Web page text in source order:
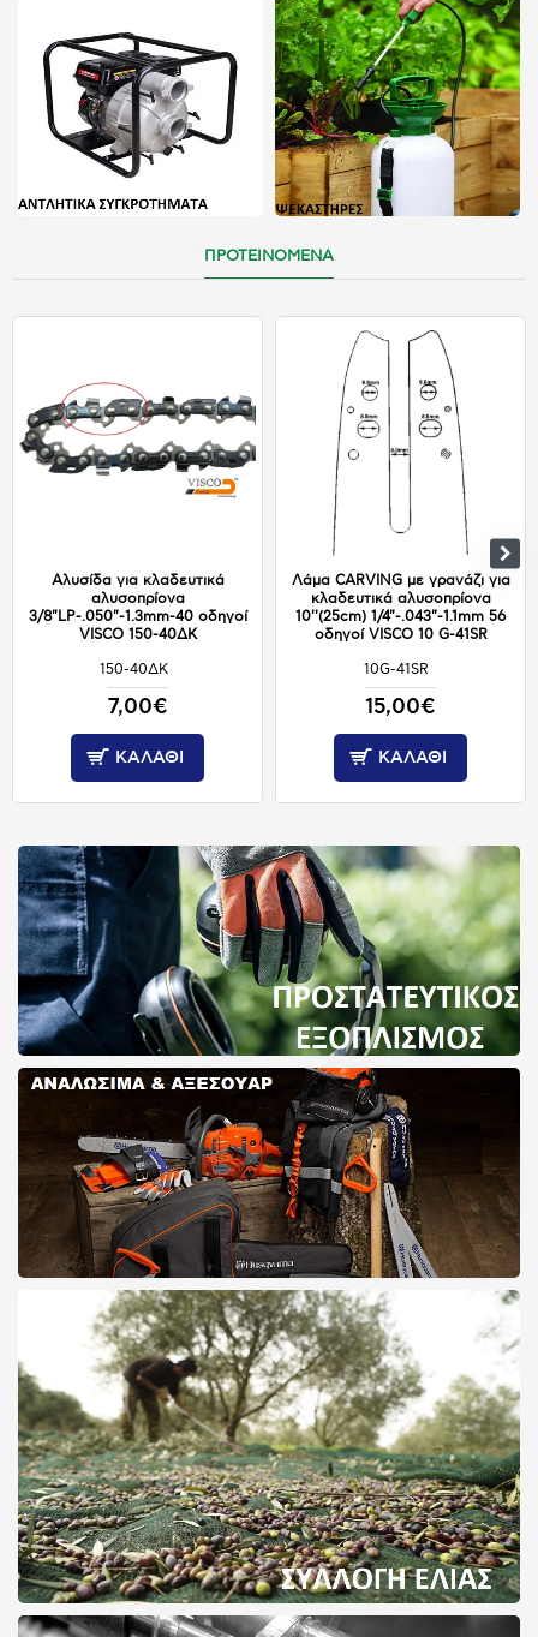
ΠΡΟΤΕΙΝΟΜΕΝΑ
150-40ΔΚ
Αλυσίδα για κλαδευτικά
αλυσοπρίονα
3/8"LP-.050"-1.3mm-40 οδηγοί
VISCO 150-40ΔΚ
7,00€
ΚΑΛΆΘΙ
10G-41SR
Λάμα CARVING με γρανάζι για
κλαδευτικά αλυσοπρίονα
10''(25cm) 1/4"-.043"-1.1mm 56
οδηγοί VISCO 10 G-41SR
15,00€
ΚΑΛΆΘΙ